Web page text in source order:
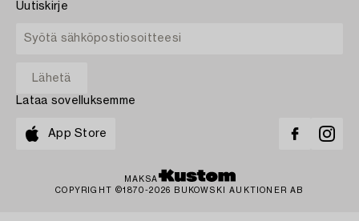
Uutiskirje
Lataa sovelluksemme
App Store
MAKSA
COPYRIGHT ©1870-2026 BUKOWSKI AUKTIONER AB